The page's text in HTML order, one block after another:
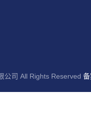
公司 All Rights Reserved